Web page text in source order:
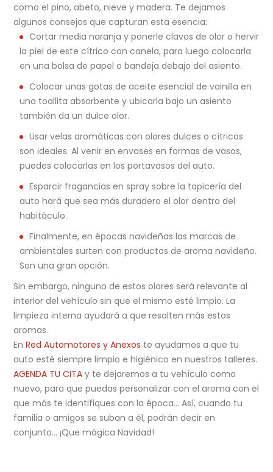
como el pino, abeto, nieve y madera. Te dejamos
algunos consejos que capturan esta esencia:
Cortar media naranja y ponerle clavos de olor o hervir
la piel de este cítrico con canela, para luego colocarla
en una bolsa de papel o bandeja debajo del asiento.
Colocar unas gotas de aceite esencial de vainilla en
una toallita absorbente y ubicarla bajo un asiento
también da un dulce olor.
Usar velas aromáticas con olores dulces o cítricos
son ideales. Al venir en envases en formas de vasos,
puedes colocarlas en los portavasos del auto.
Esparcir fragancias en spray sobre la tapicería del
auto hará que sea más duradero el olor dentro del
habitáculo.
Finalmente, en épocas navideñas las marcas de
ambientales surten con productos de aroma navideño.
Son una gran opción.
Sin embargo, ninguno de estos olores será relevante al
interior del vehículo sin que el mismo esté limpio. La
limpieza interna ayudará a que resalten más estos
aromas.
EnRed Automotores y Anexos te ayudamos a que tu
auto esté siempre limpio e higiénico en nuestros talleres.
AGENDA TU CITA y te dejaremos a tu vehículo como
nuevo, para que puedas personalizar con el aroma con el
que más te identifiques con la época… Así, cuando tu
familia o amigos se suban a él, podrán decir en
conjunto… ¡Que mágica Navidad!